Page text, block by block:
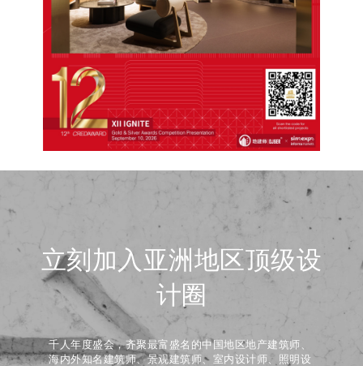
立刻加入亚洲地区顶级设
计圈
千人年度盛会，齐聚最富盛名的中国地区地产建筑师、
海内外知名建筑师、景观建筑师、室内设计师、照明设